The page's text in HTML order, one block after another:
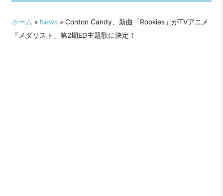
ホーム » News» Conton Candy、新曲「Rookies」がTVアニメ
『メダリスト」第2期ED主題歌に決定！